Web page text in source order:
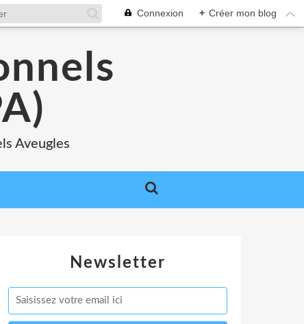
Connexion + Créer mon blog
Aveugles
Newsletter